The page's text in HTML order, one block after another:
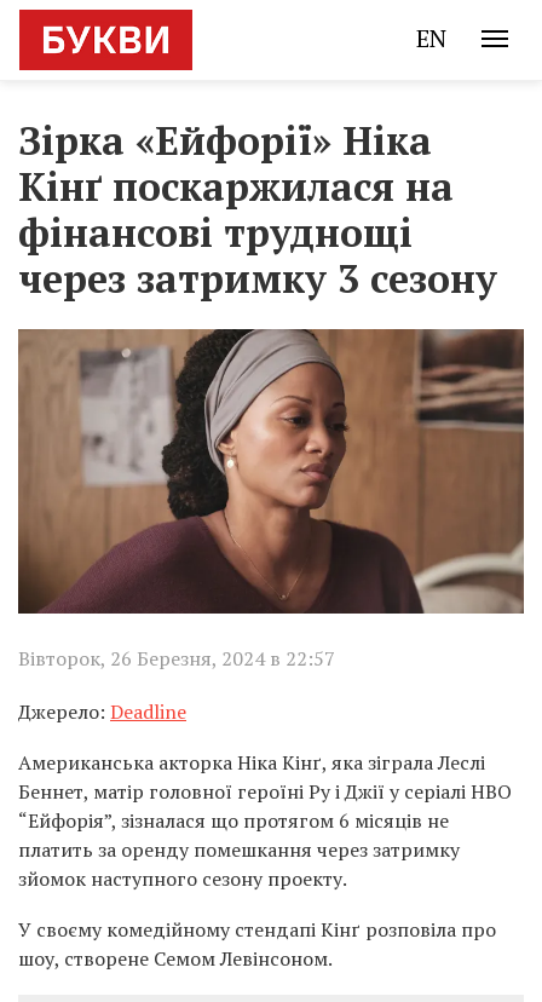
EN
Зірка «Ейфорії» Ніка
Кінґ поскаржилася на
фінансові труднощі
через затримку 3 сезону
Вівторок, 26 Березня, 2024 в 22:57
Джерело: Deadline
Американська акторка Ніка Кінґ, яка зіграла Леслі
Беннет, матір головної героїні Ру і Джії у серіалі HBO
“Ейфорія”, зізналася що протягом 6 місяців не
платить за оренду помешкання через затримку
зйомок наступного сезону проекту.
У своєму комедійному стендапі Кінґ розповіла про
шоу, створене Семом Левінсоном.